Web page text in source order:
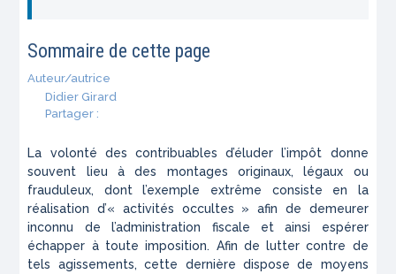
Sommaire de cette page
Auteur/autrice
Didier Girard
Partager :
La volonté des contribuables d’éluder l’impôt donne
souvent lieu à des montages originaux, légaux ou
frauduleux, dont l’exemple extrême consiste en la
réalisation d’« activités occultes » afin de demeurer
inconnu de l’administration fiscale et ainsi espérer
échapper à toute imposition. Afin de lutter contre de
tels agissements, cette dernière dispose de moyens